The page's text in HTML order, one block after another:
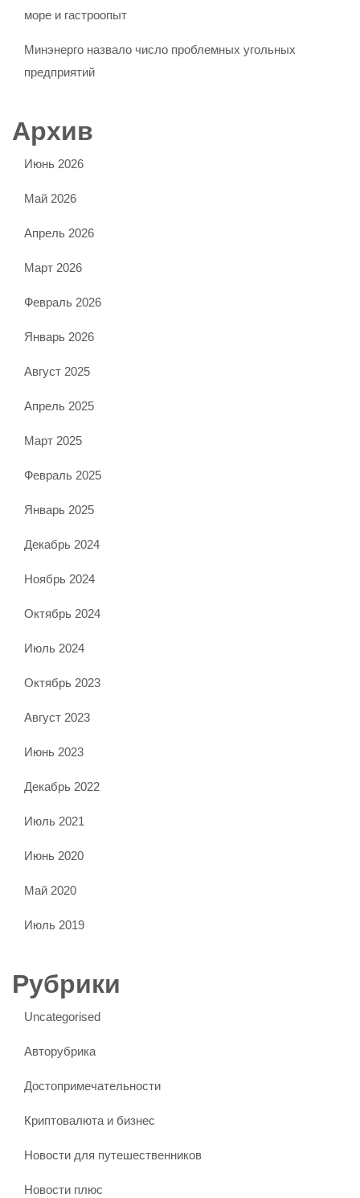
море и гастроопыт
Минэнерго назвало число проблемных угольных
предприятий
Архив
Июнь 2026
Май 2026
Апрель 2026
Март 2026
Февраль 2026
Январь 2026
Август 2025
Апрель 2025
Март 2025
Февраль 2025
Январь 2025
Декабрь 2024
Ноябрь 2024
Октябрь 2024
Июль 2024
Октябрь 2023
Август 2023
Июнь 2023
Декабрь 2022
Июль 2021
Июнь 2020
Май 2020
Июль 2019
Рубрики
Uncategorised
Авторубрика
Достопримечательности
Криптовалюта и бизнес
Новости для путешественников
Новости плюс